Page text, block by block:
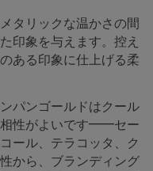
タリックな温かさの間
印象を与えます。控え
ある印象に仕上げる柔
パンゴールドはクール
相性がよいです――セー
ール、テラコッタ、ク
から、ブランディング